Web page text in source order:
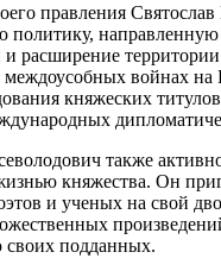
правления
политику,
и расширение
междоусобных войнах на
княжеских
также
княжества. Он
и ученых на свой
своих подданных.